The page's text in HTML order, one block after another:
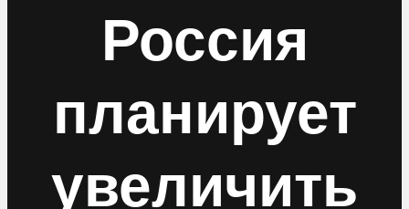
Россия
планирует
увеличить